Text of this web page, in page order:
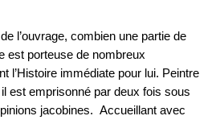
l’ouvrage, combien une partie de
est porteuse de nombreux
l’Histoire immédiate pour lui. Peintre
est emprisonné par deux fois sous
jacobines. Accueillant avec